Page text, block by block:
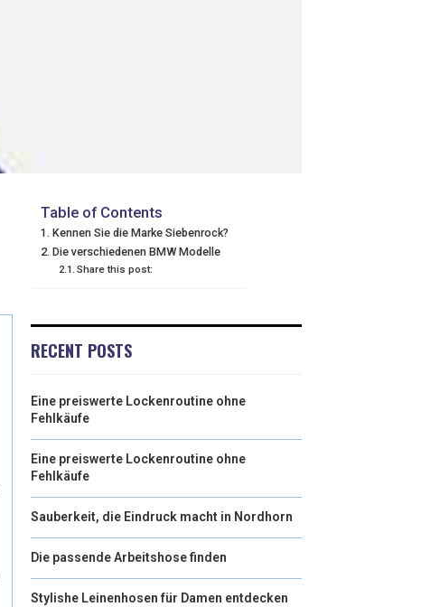
Table of Contents
Kennen Sie die Marke Siebenrock?
Die verschiedenen BMW Modelle
Share this post:
RECENT POSTS
Eine preiswerte Lockenroutine ohne
Fehlkäufe
Eine preiswerte Lockenroutine ohne
Fehlkäufe
Sauberkeit, die Eindruck macht in Nordhorn
Die passende Arbeitshose finden
Stylishe Leinenhosen für Damen entdecken